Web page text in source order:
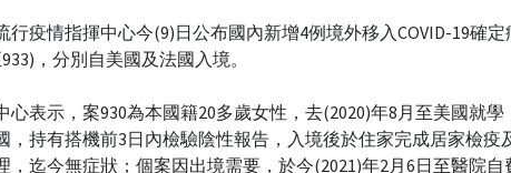
行疫情指揮中心今(9)日公布國內新增4例境外移入COVID-19確
，分別自美國及法國入境。
心表示，案930為本國籍20多歲女性，去(2020)年8月至美國就學
，持有搭機前3日內檢驗陰性報告，入境後於住家完成居家檢疫
，迄今無症狀；個案因出境需要，於今(2021)年2月6日至醫院自